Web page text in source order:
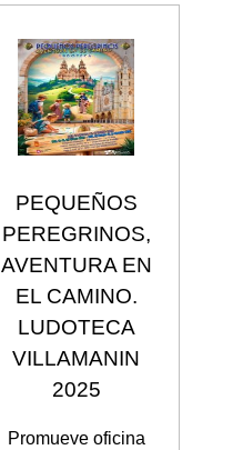
PEQUEÑOS
PEREGRINOS,
AVENTURA EN
EL CAMINO.
LUDOTECA
VILLAMANIN
2025
Promueve oficina